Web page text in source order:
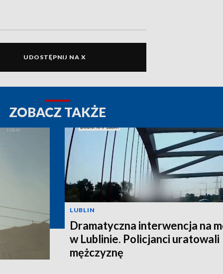
UDOSTĘPNIJ NA X
ZOBACZ TAKŻE
LUBLIN
Dramatyczna interwencja na
w Lublinie. Policjanci uratowali
mężczyznę